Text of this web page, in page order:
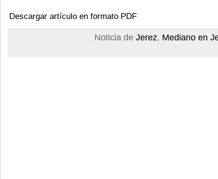
Descargar artículo en formato PDF
Noticia de Jerez, Mediano en